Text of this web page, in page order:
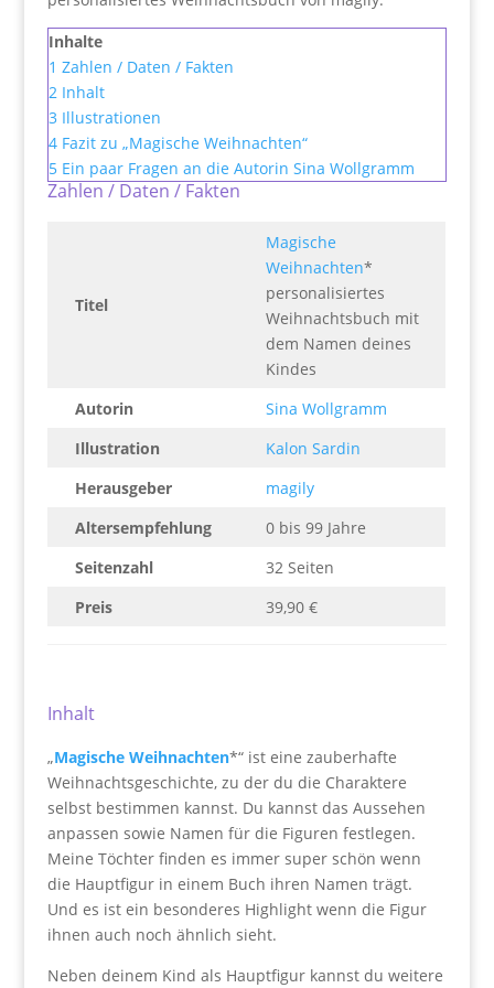
Inhalte
1 Zahlen / Daten / Fakten
2 Inhalt
3 Illustrationen
4 Fazit zu „Magische Weihnachten“
5 Ein paar Fragen an die Autorin Sina Wollgramm
Zahlen / Daten / Fakten
Titel
Magische
Weihnachten*
personalisiertes
Weihnachtsbuch mit
dem Namen deines
Kindes
Autorin
Sina Wollgramm
Illustration
Kalon Sardin
Herausgeber
magily
Altersempfehlung
0 bis 99 Jahre
Seitenzahl
32 Seiten
Preis
39,90 €
Inhalt
„Magische Weihnachten*“ ist eine zauberhafte
Weihnachtsgeschichte, zu der du die Charaktere
selbst bestimmen kannst. Du kannst das Aussehen
anpassen sowie Namen für die Figuren festlegen.
Meine Töchter finden es immer super schön wenn
die Hauptfigur in einem Buch ihren Namen trägt.
Und es ist ein besonderes Highlight wenn die Figur
ihnen auch noch ähnlich sieht.
Neben deinem Kind als Hauptfigur kannst du weitere